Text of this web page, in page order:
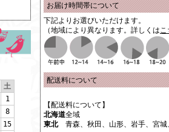
土
1
8
15
お届け時間帯について
下記よりお選びいただけます。
（地域により異なります。詳しくはこ
配送料について
【配送料について】
北海道全域
東北
青森、秋田、山形、岩手、宮城